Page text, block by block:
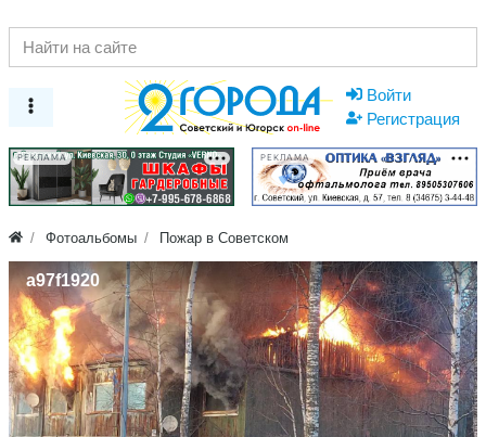
Войти
Регистрация
РЕКЛАМА РЕКЛАМА
Фотоальбомы Пожар в Советском
a97f1920